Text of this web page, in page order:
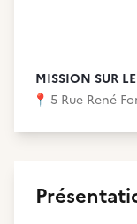
MISSION SUR
📍 5 Rue René